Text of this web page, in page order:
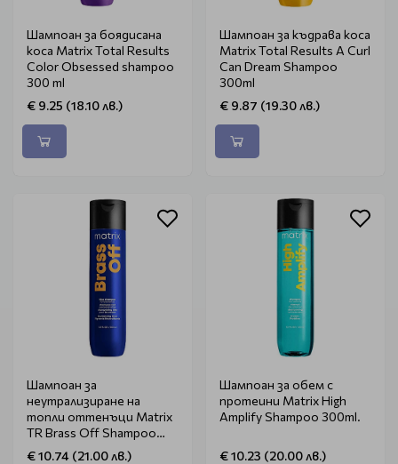
Шампоан за боядисана
коса Matrix Total Results
Color Obsessed shampoo
300 ml
€ 9.25 (18.10 лв.)
Шампоан за къдрава коса
Matrix Total Results A Curl
Can Dream Shampoo
300ml
€ 9.87 (19.30 лв.)
Шампоан за
неутрализиране на
топли оттенъци Matrix
TR Brass Off Shampoo
300ml.
€ 10.74 (21.00 лв.)
Шампоан за обем с
протеини Matrix High
Amplify Shampoo 300ml.
€ 10.23 (20.00 лв.)